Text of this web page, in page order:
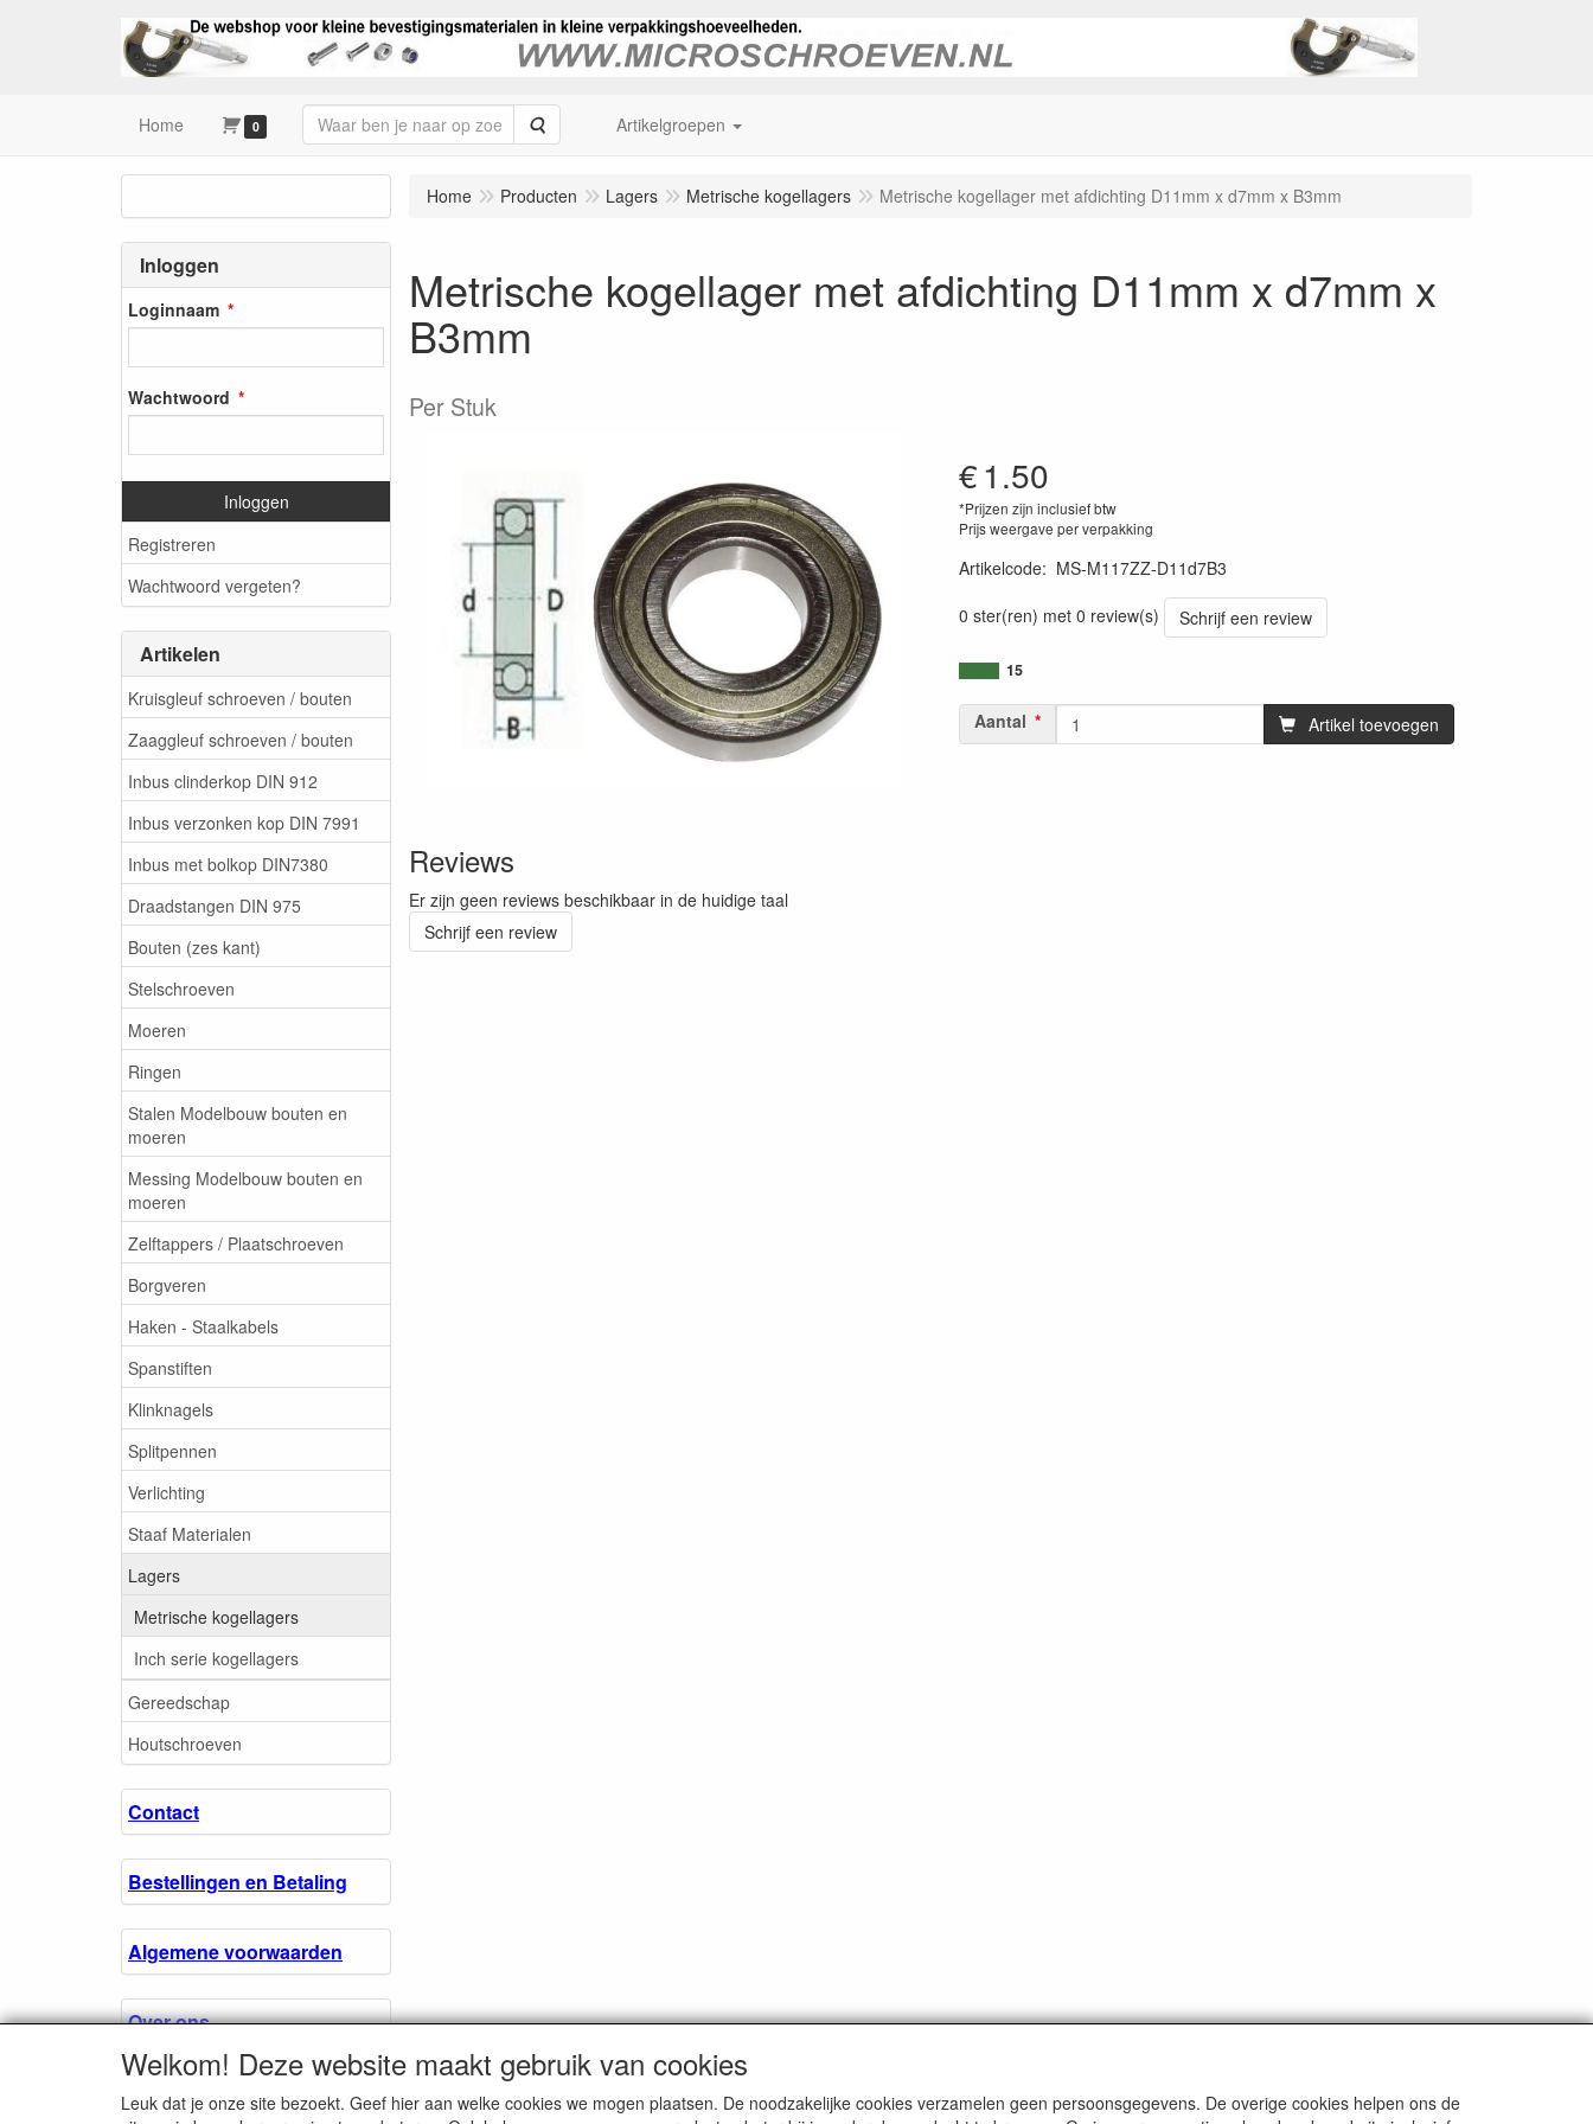
Home 0 Zoeken Artikelgroepen
Inloggen
Loginnaam
Wachtwoord
Inloggen
Registreren
Wachtwoord vergeten?
Artikelen
Kruisgleuf schroeven / bouten
Zaaggleuf schroeven / bouten
Inbus clinderkop DIN 912
Inbus verzonken kop DIN 7991
Inbus met bolkop DIN7380
Draadstangen DIN 975
Bouten (zes kant)
Stelschroeven
Moeren
Ringen
Stalen Modelbouw bouten en
moeren
Messing Modelbouw bouten en
moeren
Zelftappers / Plaatschroeven
Borgveren
Haken - Staalkabels
Spanstiften
Klinknagels
Splitpennen
Verlichting
Staaf Materialen
Lagers
Metrische kogellagers
Inch serie kogellagers
Gereedschap
Houtschroeven
Contact
Bestellingen en Betaling
Algemene voorwaarden
Over ons.
Privacyverklaring
Home Producten Lagers Metrische kogellagers Metrische kogellager met afdichting D11mm x d7mm x B3mm
Metrische kogellager met afdichting D11mm x d7mm x
B3mm
Per Stuk
€1.50
*Prijzen zijn inclusief btw
Prijs weergave per verpakking
Artikelcode: MS-M117ZZ-D11d7B3
0 ster(ren) met 0 review(s)
Schrijf een review
15
Aantal Artikel toevoegen
Reviews
Er zijn geen reviews beschikbaar in de huidige taal
Schrijf een review
Welkom! Deze website maakt gebruik van cookies
Leuk dat je onze site bezoekt. Geef hier aan welke cookies we mogen plaatsen. De noodzakelijke cookies verzamelen geen persoonsgegevens. De overige cookies helpen ons de